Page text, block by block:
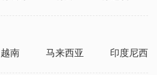
越南 马来西亚 印度尼西亚